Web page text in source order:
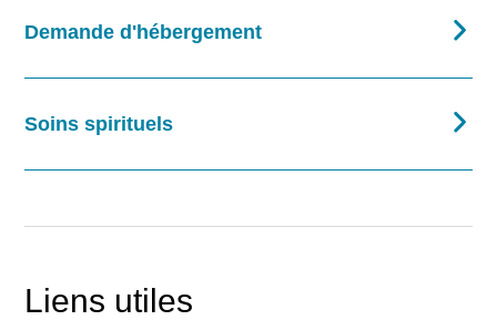
Demande d'hébergement
Soins spirituels
Liens utiles